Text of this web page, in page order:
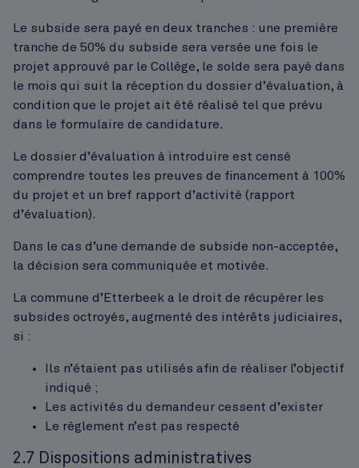
Le subside sera payé en deux tranches : une première
tranche de 50% du subside sera versée une fois le
projet approuvé par le Collège, le solde sera payé dans
le mois qui suit la réception du dossier d’évaluation, à
condition que le projet ait été réalisé tel que prévu
dans le formulaire de candidature.
Le dossier d’évaluation à introduire est censé
comprendre toutes les preuves de financement à 100%
du projet et un bref rapport d’activité (rapport
d’évaluation).
Dans le cas d’une demande de subside non-acceptée,
la décision sera communiquée et motivée.
La commune d’Etterbeek a le droit de récupérer les
subsides octroyés, augmenté des intérêts judiciaires,
si :
Ils n’étaient pas utilisés afin de réaliser l’objectif
indiqué ;
Les activités du demandeur cessent d’exister
Le règlement n’est pas respecté
2.7 Dispositions administratives